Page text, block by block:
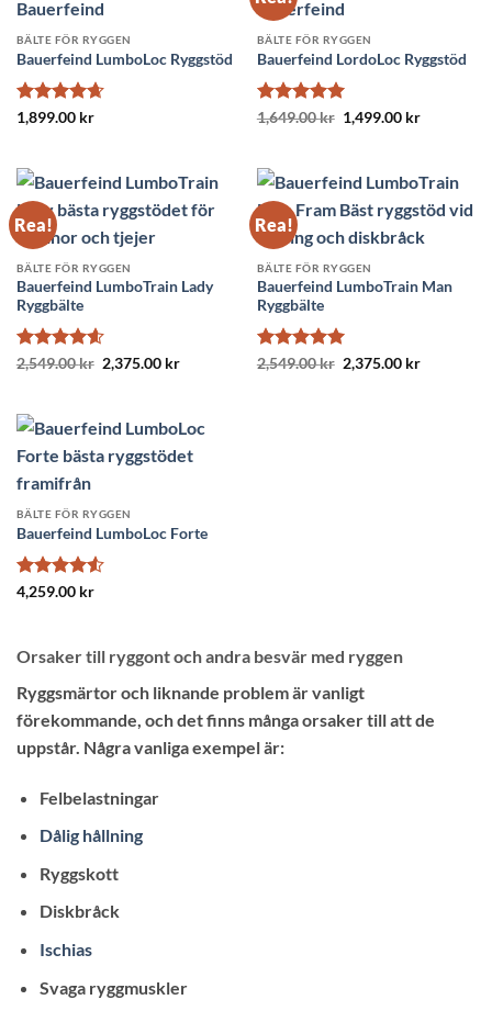
BÄLTE FÖR RYGGEN
Bauerfeind LumboLoc Ryggstöd
Betygsatt
1,899.00 kr
BÄLTE FÖR RYGGEN
Bauerfeind LordoLoc Ryggstöd
Betygsatt5
1,649.00kr Det
ursprungliga
1,649.00 kr.
1,499.00 krDet
1,499.00
Rea!
BÄLTE FÖR RYGGEN
Bauerfeind LumboTrain Lady
Ryggbälte
Betygsatt
2,549.00kr Det
ursprungliga
2,549.00 kr.
2,375.00 krDet
2,375.00 kr.
Rea!
BÄLTE FÖR RYGGEN
Bauerfeind LumboTrain Man
Ryggbälte
Betygsatt5
2,549.00kr Det
ursprungliga
2,375.00 krDet
BÄLTE FÖR RYGGEN
Bauerfeind LumboLoc Forte
Betygsatt
4,259.00 kr
Orsaker till ryggont och andra besvär med ryggen
Ryggsmärtor och liknande problem är vanligt
förekommande, och det finns många orsaker till att de
uppstår. Några vanliga exempel är:
Felbelastningar
Dålig hållning
Ryggskott
Diskbråck
Ischias
Svaga ryggmuskler